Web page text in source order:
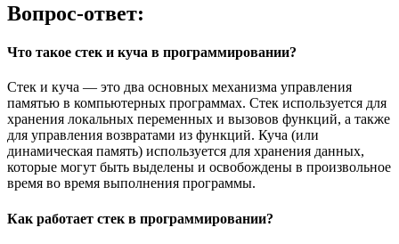
Вопрос-ответ:
Что такое стек и куча в программировании?
Стек и куча — это два основных механизма управления
памятью в компьютерных программах. Стек используется для
хранения локальных переменных и вызовов функций, а также
для управления возвратами из функций. Куча (или
динамическая память) используется для хранения данных,
которые могут быть выделены и освобождены в произвольное
время во время выполнения программы.
Как работает стек в программировании?